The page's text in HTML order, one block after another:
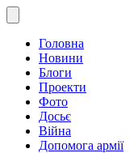
Головна
Новини
Блоги
Проекти
Фото
Досьє
Війна
Допомога армії